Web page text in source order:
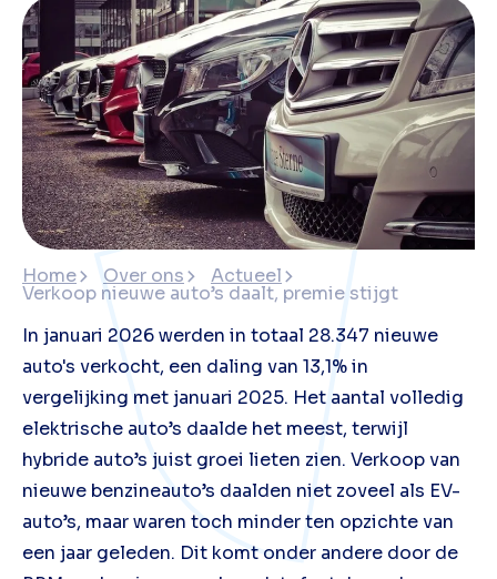
Home Over ons Actueel
Verkoop nieuwe auto’s daalt, premie stijgt
In januari 2026 werden in totaal 28.347 nieuwe
auto's verkocht, een daling van 13,1% in
vergelijking met januari 2025. Het aantal volledig
elektrische auto’s daalde het meest, terwijl
hybride auto’s juist groei lieten zien. Verkoop van
nieuwe benzineauto’s daalden niet zoveel als EV-
auto’s, maar waren toch minder ten opzichte van
een jaar geleden. Dit komt onder andere door de